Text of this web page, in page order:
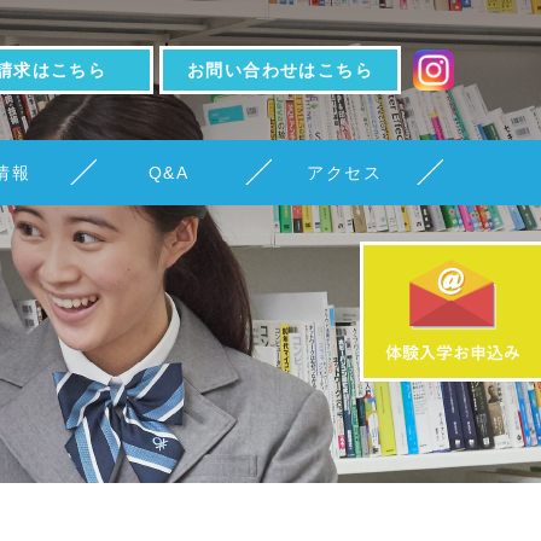
求はこちら お問い合わせはこちら
報 Q&A アクセス